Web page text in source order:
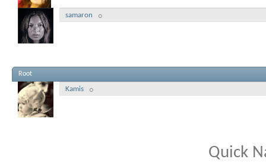
samaron
Root
Kamis
Quick